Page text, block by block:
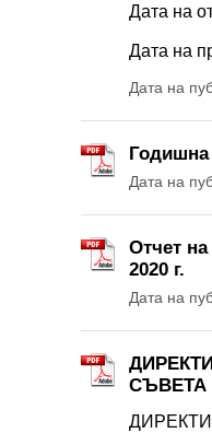
Дата на
Дата на
Дата на
Годишна
Дата на
Отчет
2020 г.
Дата на
СЪВЕТА